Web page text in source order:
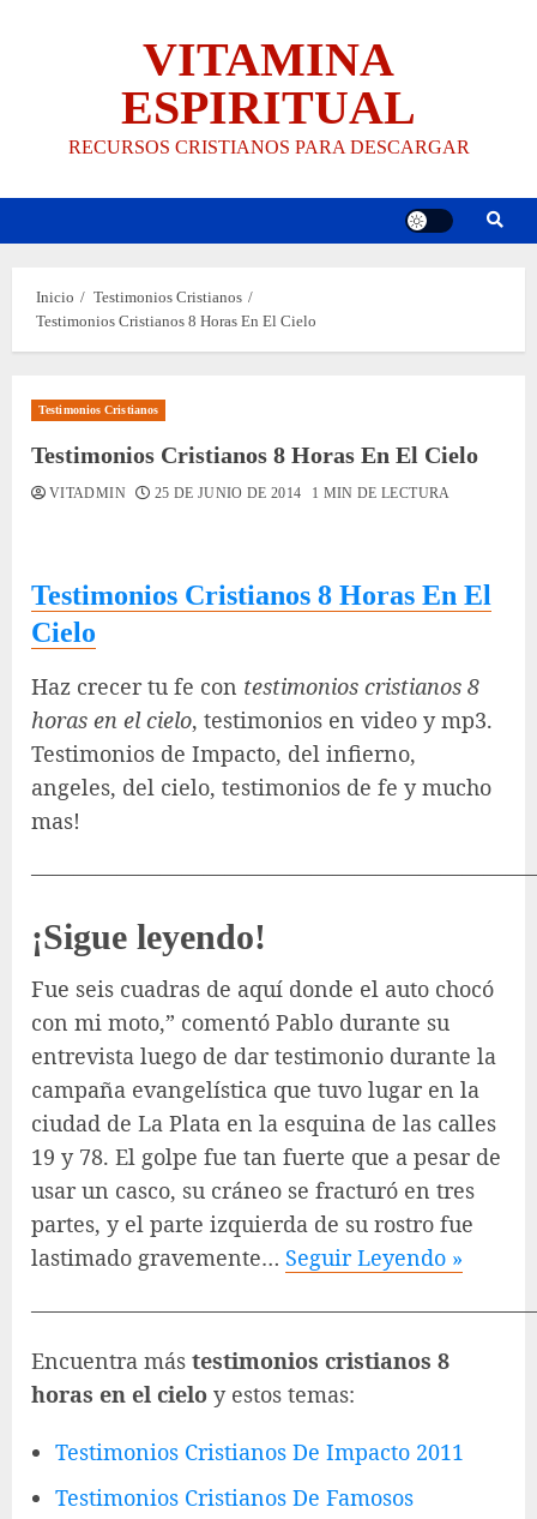
VITAMINA
ESPIRITUAL
RECURSOS CRISTIANOS PARA DESCARGAR
Inicio
Testimonios Cristianos
Testimonios Cristianos 8 Horas En El Cielo
Testimonios Cristianos
Testimonios Cristianos 8 Horas En El Cielo
VITADMIN 25 DE JUNIO DE 2014 1 MIN DE LECTURA
Testimonios Cristianos 8 Horas En El
Cielo
Haz crecer tu fe con testimonios cristianos 8
horas en el cielo, testimonios en video y mp3.
Testimonios de Impacto, del infierno,
angeles, del cielo, testimonios de fe y mucho
mas!
¡Sigue leyendo!
Fue seis cuadras de aquí donde el auto chocó
con mi moto,” comentó Pablo durante su
entrevista luego de dar testimonio durante la
campaña evangelística que tuvo lugar en la
ciudad de La Plata en la esquina de las calles
19 y 78. El golpe fue tan fuerte que a pesar de
usar un casco, su cráneo se fracturó en tres
partes, y el parte izquierda de su rostro fue
lastimado gravemente… Seguir Leyendo »
Encuentra más testimonios cristianos 8
horas en el cielo y estos temas:
Testimonios Cristianos De Impacto 2011
Testimonios Cristianos De Famosos